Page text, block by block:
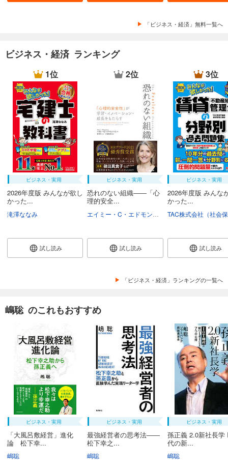
「ビジネス・経済」無料一覧へ
ビジネス・経済 ランキング
1位
ビジネス・実用
2026年度版 みんなが欲し
かった...
滝澤ななみ
試し読み
2位
ビジネス・実用
恐れのない組織――「心
理的安全...
野津智子 村瀬俊
試し読み
3位
ビジネス・実用
2026年度版 みんな
かった...
試し読み
「ビジネス・経済」ランキングの一覧へ
嶋聡 のこれもおすすめ
ビジネス・実用
「大風呂敷経営」進化
論 松下幸...
嶋聡
ビジネス・実用
最強経営者の思考法――
松下幸之...
嶋聡
ビジネス・実用
孫正義 2.0新社長学
代の新...
嶋聡